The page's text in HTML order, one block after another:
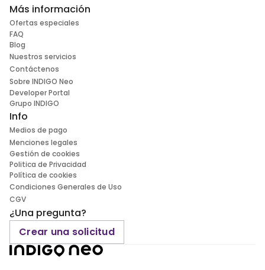
Más información
Ofertas especiales
FAQ
Blog
Nuestros servicios
Contáctenos
Sobre INDIGO Neo
Developer Portal
Grupo INDIGO
Info
Medios de pago
Menciones legales
Gestión de cookies
Politica de Privacidad
Política de cookies
Condiciones Generales de Uso
CGV
¿Una pregunta?
Crear una solicitud